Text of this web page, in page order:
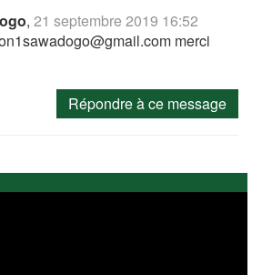
,21 septembre 2019 16:52
merci
Répondre à ce message